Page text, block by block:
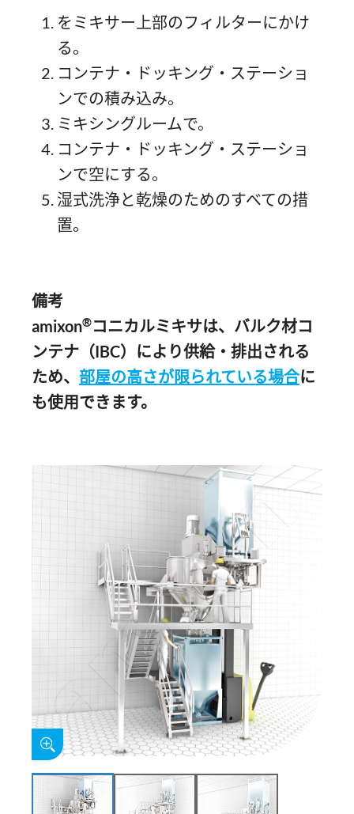
をミキサー上部のフィルターにかけ
る。
コンテナ・ドッキング・ステーショ
ンでの積み込み。
ミキシングルームで。
コンテナ・ドッキング・ステーショ
ンで空にする。
湿式洗浄と乾燥のためのすべての措
置。
備考
amixon®コニカルミキサは、バルク材コ
ンテナ（IBC）により供給・排出される
ため、 部屋の高さが限られている場合に
も使用できます。